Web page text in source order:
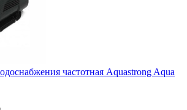
частотная Aquastrong Aqua